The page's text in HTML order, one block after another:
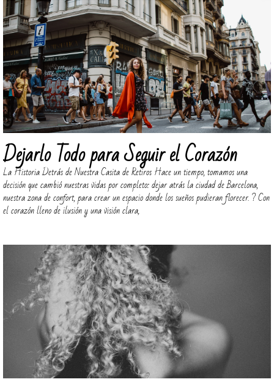
Dejarlo Todo para Seguir el Corazón
La Historia Detrás de Nuestra Casita de Retiros Hace un tiempo, tomamos una
decisión que cambió nuestras vidas por completo: dejar atrás la ciudad de Barcelona,
nuestra zona de confort, para crear un espacio donde los sueños pudieran florecer. ? Con
el corazón lleno de ilusión y una visión clara,